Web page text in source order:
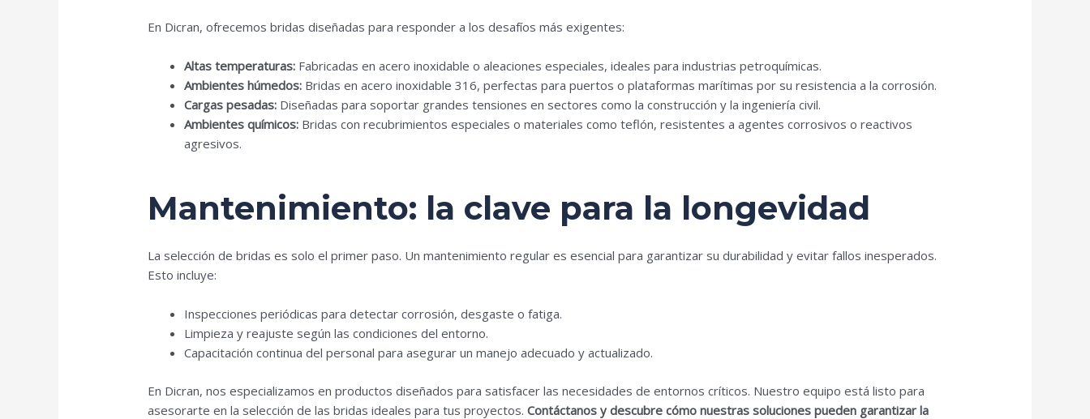
En Dicran, ofrecemos bridas diseñadas para responder a los desafíos más exigentes:
Altas temperaturas: Fabricadas en acero inoxidable o aleaciones especiales, ideales para industrias petroquímicas.
Ambientes húmedos: Bridas en acero inoxidable 316, perfectas para puertos o plataformas marítimas por su resistencia a la corrosión.
Cargas pesadas: Diseñadas para soportar grandes tensiones en sectores como la construcción y la ingeniería civil.
Ambientes químicos: Bridas con recubrimientos especiales o materiales como teflón, resistentes a agentes corrosivos o reactivos
agresivos.
Mantenimiento: la clave para la longevidad
La selección de bridas es solo el primer paso. Un mantenimiento regular es esencial para garantizar su durabilidad y evitar fallos inesperados.
Esto incluye:
Inspecciones periódicas para detectar corrosión, desgaste o fatiga.
Limpieza y reajuste según las condiciones del entorno.
Capacitación continua del personal para asegurar un manejo adecuado y actualizado.
En Dicran, nos especializamos en productos diseñados para satisfacer las necesidades de entornos críticos. Nuestro equipo está listo para
asesorarte en la selección de las bridas ideales para tus proyectos.Contáctanos y descubre cómo nuestras soluciones pueden garantizar la